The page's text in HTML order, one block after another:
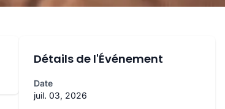
Détails de l'Événement
Date
juil. 03, 2026